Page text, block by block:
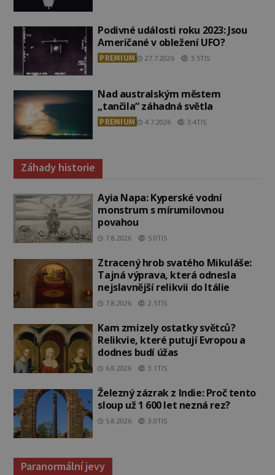
Podivné události roku 2023: Jsou
Američané v obležení UFO?
PREMIUM 27.7.2026 3.5TIS
Nad australským městem
„tančila“ záhadná světla
PREMIUM 4.7.2026 3.4TIS
Záhady historie
Ayia Napa: Kyperské vodní
monstrum s mírumilovnou
povahou
7.8.2026 5.0TIS
Ztracený hrob svatého Mikuláše:
Tajná výprava, která odnesla
nejslavnější relikvii do Itálie
7.8.2026 2.5TIS
Kam zmizely ostatky světců?
Relikvie, které putují Evropou a
dodnes budí úžas
6.8.2026 3.1TIS
Železný zázrak z Indie: Proč tento
sloup už 1 600 let nezná rez?
5.8.2026 3.0TIS
Paranormální jevy